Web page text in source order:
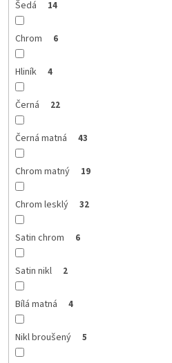
Šedá 14
Chrom 6
Hliník 4
Černá 22
Černá matná 43
Chrom matný 19
Chrom lesklý 32
Satin chrom 6
Satin nikl 2
Bílá matná 4
Nikl broušený 5